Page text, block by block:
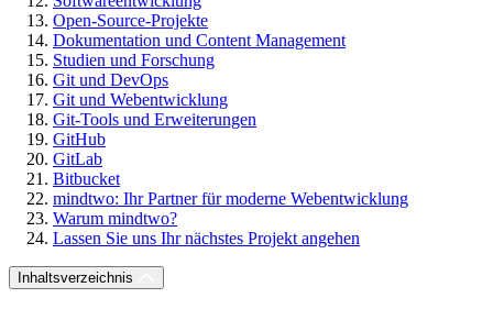
Open-Source-Projekte
Dokumentation und Content Management
Studien und Forschung
Git und DevOps
Git und Webentwicklung
Git-Tools und Erweiterungen
GitHub
GitLab
Bitbucket
mindtwo: Ihr Partner für moderne Webentwicklung
Warum mindtwo?
Lassen Sie uns Ihr nächstes Projekt angehen
Inhaltsverzeichnis